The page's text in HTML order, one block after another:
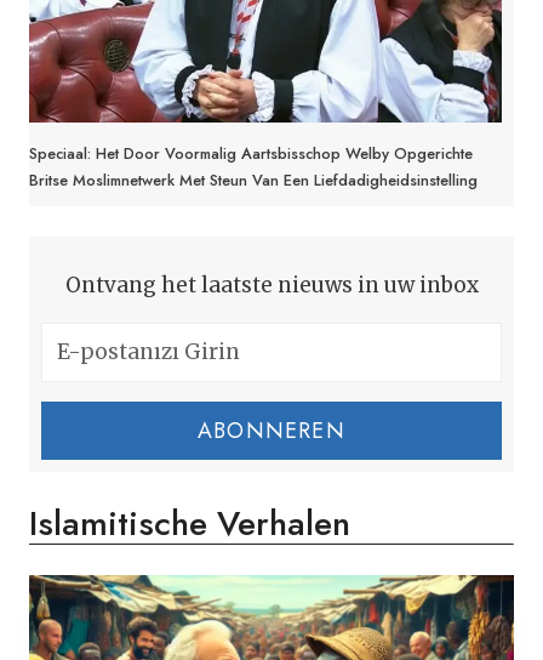
Speciaal: Het Door Voormalig Aartsbisschop Welby Opgerichte
Britse Moslimnetwerk Met Steun Van Een Liefdadigheidsinstelling
Ontvang het laatste nieuws in uw inbox
ABONNEREN
Islamitische Verhalen